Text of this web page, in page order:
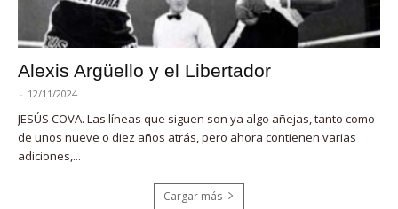
Alexis Argüello y el Libertador
- 12/11/2024
JESÚS COVA. Las líneas que siguen son ya algo añejas, tanto como
de unos nueve o diez años atrás, pero ahora contienen varias
adiciones,...
Cargar más